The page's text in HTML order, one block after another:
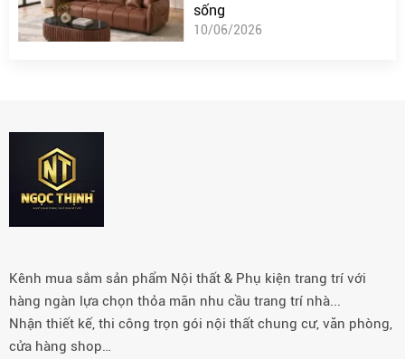
sống
10/06/2026
Kênh mua sắm sản phẩm Nội thất & Phụ kiện trang trí với
hàng ngàn lựa chọn thỏa mãn nhu cầu trang trí nhà...
Nhận thiết kế, thi công trọn gói nội thất chung cư, văn phòng,
cửa hàng shop…